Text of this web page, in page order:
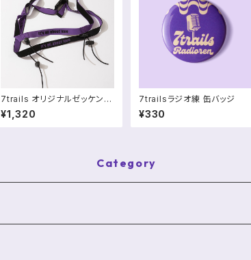
7trails オリジナルゼッケンベ
ルト
¥1,320
7trailsラジオ練 缶バッジ
¥330
Category